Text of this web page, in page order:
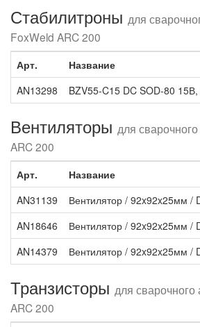
Стабилитроны для
FoxWeld ARC 200
Арт. Название
AN13298
BZV55-C15 DC SOD-80
Вентиляторы для
ARC 200
Арт.
Название
AN31139
Вентилятор / 92x92x25мм /
AN18646
Вентилятор / 92x92x25мм /
AN14379
Вентилятор / 92x92x25мм /
Транзисторы для
ARC 200